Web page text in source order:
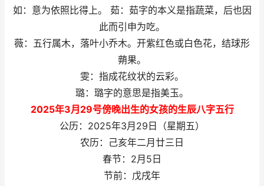
如：意为依照比得上。 茹：茹字的本义是指蔬菜，后也因
此而引申为吃。
薇：五行属木，落叶小乔木。开紫红色或白色花，结球形
蒴果。
雯：指成花纹状的云彩。
璐：璐字的意思是指美玉。
2025年3月29号傍晚出生的女孩的生辰八字五行
公历：2025年3月29日（星期五）
农历：己亥年二月廿三日
春节：2月5日
节前：戊戌年